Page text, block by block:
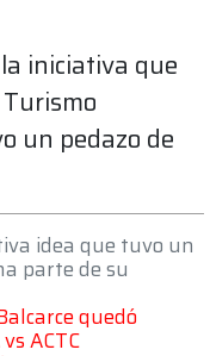
iniciativa que
un pedazo de
idea que tuvo un
parte de su
quedó
ACTC